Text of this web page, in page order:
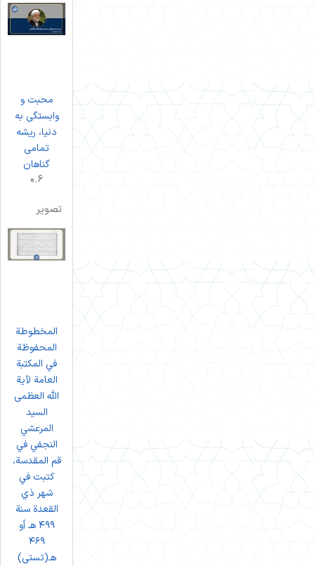
محبت و
وابستگی به
دنیا، ریشه
تمامی
گناهان
تصویر
المخطوطة
المحفوظة
في المكتبة
العامة لآية
الله العظمى
السيد
المرعشي
النجفي في
قم المقدسة،
كتبت في
شهر ذي
القعدة سنة
٤٩٩ هـ أو
٤٦٩
هـ(تستی)